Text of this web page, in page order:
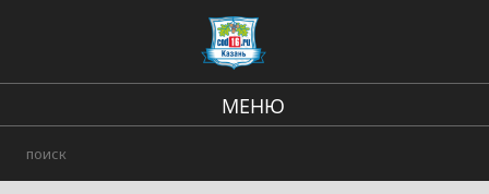
МЕНЮ